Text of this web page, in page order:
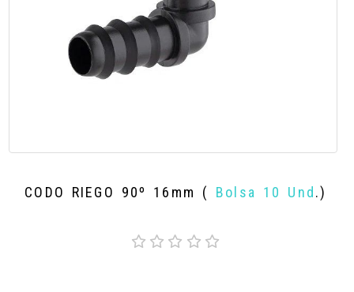
CODO RIEGO 90º 16mm ( Bolsa 10 Und .)